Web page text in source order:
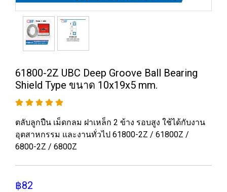
61800-2Z UBC Deep Groove Ball Bearing
Shield Type ขนาด 10x19x5 mm.
ตลับลูกปืน เม็ดกลม ฝาเหล็ก 2 ข้าง รอบสูง ใช้ได้กับงาน
อุตสาหกรรม และงานทั่วไป 61800-2Z / 61800Z /
6800-2Z / 6800Z
฿82